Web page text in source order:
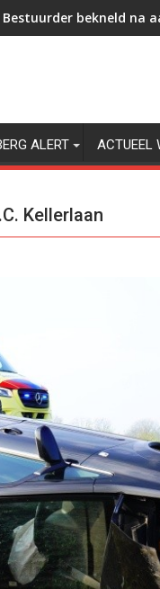
Bestuurder bekneld na
Strobalen op
ALERT ACTUEEL
Kellerlaan